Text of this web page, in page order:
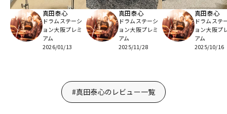
真田泰心
ドラムステーシ
ョン大阪プレミ
アム
2026/01/13
真田泰心
ドラムステーシ
ョン大阪プレミ
アム
2025/11/28
真田泰心
ドラムステ
ョン大阪プ
アム
2025/10/16
#真田泰心のレビュー一覧